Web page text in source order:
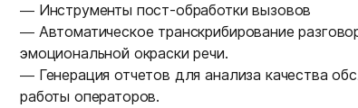
— Инструменты пост-обработки вызовов
— Автоматическое транскрибирование
эмоциональной окраски речи.
— Генерация отчетов для анализа качества
работы операторов.